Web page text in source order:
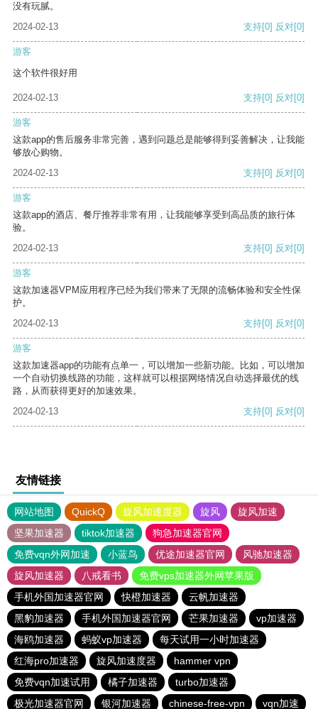
没有玩腻。
2024-02-13
支持[0] 反对[0]
游客
这个软件很好用
2024-02-13 支持[0] 反对[0]
游客
这款app的售后服务非常完善，遇到问题总是能够得到妥善解决，让我能
够放心购物。
2024-02-13
支持[0] 反对[0]
游客
这款app的酒店、餐厅推荐非常有用，让我能够享受到高品质的旅行体
验。
2024-02-13
支持[0] 反对[0]
游客
这款加速器VPM应用程序已经为我们带来了无限的流畅体验和安全性保
护。
2024-02-13
支持[0] 反对[0]
游客
这款加速器app的功能有点单一，可以增加一些新功能。比如，可以增加
一个自动切换线路的功能，这样就可以根据网络情况自动选择最优的线
路，从而获得更好的加速效果。
2024-02-13
支持[0] 反对[0]
友情链接
网站地图 QuickQ 旋风加速度器 旋风
旋风加速
坚果加速器
tiktok加速器
狗急加速器官网
免费vqn外网加速
小蓝鸟 优途加速器官网
风驰加速器
旋风加速器
八戒看书
免费vps加速器外网苹果版
手机外国加速器官网
快橙加速器
云帆加速器
黑豹加速器
手机外国加速器官网 芒果加速器
vp加速器
海鸥加速器
蚂蚁vp加速器
每天试用一小时加速器
红海pro加速器
旋风加速度器
hammer vpn
免费vqn加速试用
橘子加速器
turbo加速器
极光加速器官网
银河加速器 chinese-free-vpn vqn加速